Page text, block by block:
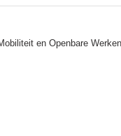
en Openbare